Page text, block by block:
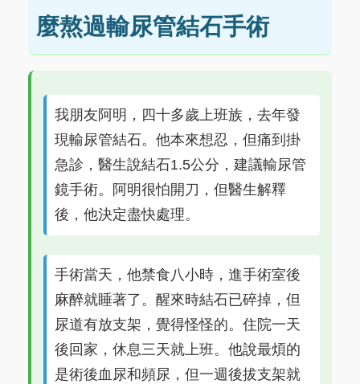
麼熬過輸尿管結石手術
我朋友阿明，四十多歲上班族，去年發
現輸尿管結石。他本來想忍，但痛到掛
急診，醫生說結石1.5公分，建議輸尿管
鏡手術。阿明很怕開刀，但醫生解釋
後，他決定盡快處理。
手術當天，他禁食八小時，進手術室後
麻醉就睡著了。醒來時結石已碎掉，但
尿道有放支架，覺得怪怪的。住院一天
後回家，休息三天就上班。他說最煩的
是術後血尿和頻尿，但一週後拔支架就